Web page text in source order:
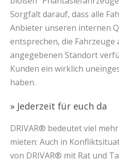
Sorgfalt darauf, dass alle
Anbieter unseren internen
entsprechen, die Fahrzeuge
angegebenen Standort
Kunden ein wirklich
haben.
» Jederzeit für euch da
DRIVAR® bedeutet viel
mieten: Auch in
von DRIVAR® mit Rat und